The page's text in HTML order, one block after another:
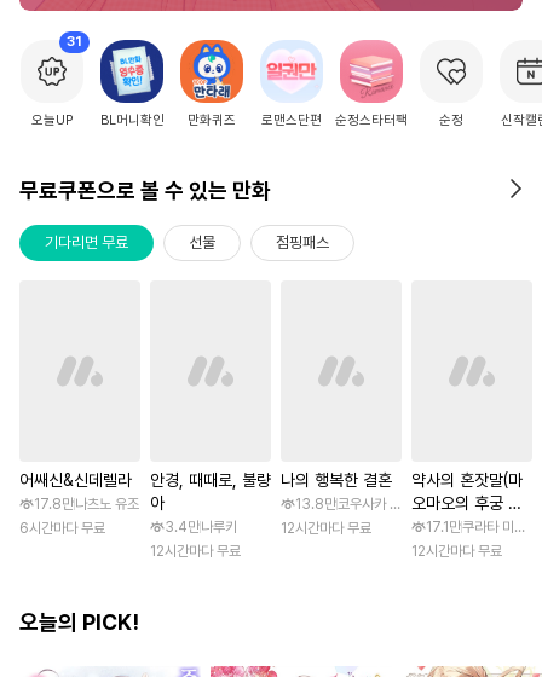
31
오늘UP BL머니확인 만화퀴즈 로맨스단편 순정스타터팩 순정 신작캘
무료쿠폰으로 볼 수 있는 만화
기다리면 무료 선물 점핑패스
어쌔신&신데렐라
17.8만나츠노 유조
6시간마다 무료
안경, 때때로, 불량
아
3.4만나루키
12시간마다 무료
나의 행복한 결혼
13.8만코우사카 리토 / 아기토기 아쿠미
12시간마다 무료
약사의 혼잣말(마
오마오의 후궁 수
수께끼 풀이수첩)
17.1만쿠라타 미노
12시간마다 무료
오늘의 PICK!